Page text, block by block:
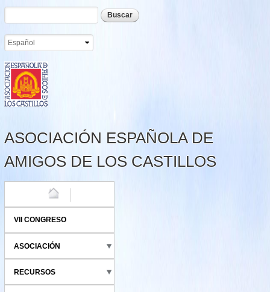
Pasar al
contenido
Formulario de búsqueda
Buscar
ASOCIACIÓN ESPAÑOLA DE
AMIGOS DE LOS CASTILLOS
VII CONGRESO
ASOCIACIÓN
RECURSOS